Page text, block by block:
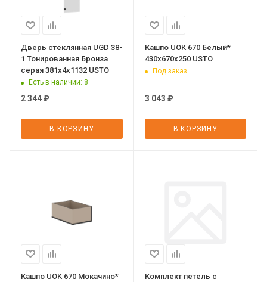
Дверь стеклянная UGD 38-
1 Тонированная Бронза
серая 381х4х1132 USTO
Есть в наличии: 8
2 344₽
В КОРЗИНУ
Кашпо UOK 670 Белый*
430х670х250 USTO
Под заказ
3 043 ₽
В КОРЗИНУ
Кашпо UOK 670 Мокачино*
Комплект петель с